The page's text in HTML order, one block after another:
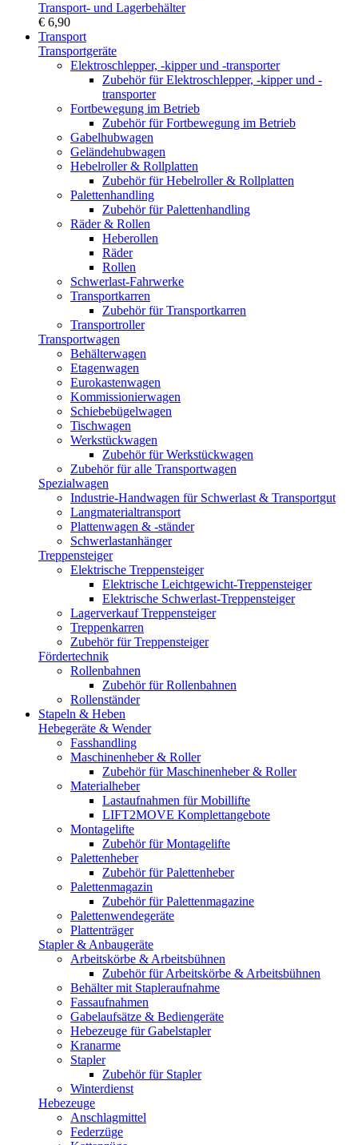
Transport- und Lagerbehälter
€ 6,90
Transport
Transportgeräte
Elektroschlepper, -kipper und -transporter
Zubehör für Elektroschlepper, -kipper und -
transporter
Fortbewegung im Betrieb
Zubehör für Fortbewegung im Betrieb
Gabelhubwagen
Geländehubwagen
Hebelroller & Rollplatten
Zubehör für Hebelroller & Rollplatten
Palettenhandling
Zubehör für Palettenhandling
Räder & Rollen
Heberollen
Räder
Rollen
Schwerlast-Fahrwerke
Transportkarren
Zubehör für Transportkarren
Transportroller
Transportwagen
Behälterwagen
Etagenwagen
Eurokastenwagen
Kommissionierwagen
Schiebebügelwagen
Tischwagen
Werkstückwagen
Zubehör für Werkstückwagen
Zubehör für alle Transportwagen
Spezialwagen
Industrie-Handwagen für Schwerlast & Transportgut
Langmaterialtransport
Plattenwagen & -ständer
Schwerlastanhänger
Treppensteiger
Elektrische Treppensteiger
Elektrische Leichtgewicht-Treppensteiger
Elektrische Schwerlast-Treppensteiger
Lagerverkauf Treppensteiger
Treppenkarren
Zubehör für Treppensteiger
Fördertechnik
Rollenbahnen
Zubehör für Rollenbahnen
Rollenständer
Stapeln & Heben
Hebegeräte & Wender
Fasshandling
Maschinenheber & Roller
Zubehör für Maschinenheber & Roller
Materialheber
Lastaufnahmen für Mobillifte
LIFT2MOVE Komplettangebote
Montagelifte
Zubehör für Montagelifte
Palettenheber
Zubehör für Palettenheber
Palettenmagazin
Zubehör für Palettenmagazine
Palettenwendegeräte
Plattenträger
Stapler & Anbaugeräte
Arbeitskörbe & Arbeitsbühnen
Zubehör für Arbeitskörbe & Arbeitsbühnen
Behälter mit Stapleraufnahme
Fassaufnahmen
Gabelaufsätze & Bediengeräte
Hebezeuge für Gabelstapler
Kranarme
Stapler
Zubehör für Stapler
Winterdienst
Hebezeuge
Anschlagmittel
Federzüge